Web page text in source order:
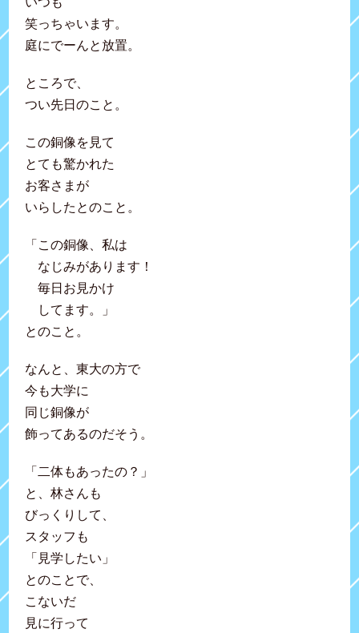
笑っちゃいます。
庭にでーんと放置。
ところで、
つい先日のこと。
この銅像を見て
とても驚かれた
お客さまが
いらしたとのこと。
「この銅像、私は
なじみがあります！
毎日お見かけ
してます。」
とのこと。
なんと、東大の方で
今も大学に
同じ銅像が
飾ってあるのだそう。
「二体もあったの？」
と、林さんも
びっくりして、
スタッフも
「見学したい」
とのことで、
こないだ
見に行って